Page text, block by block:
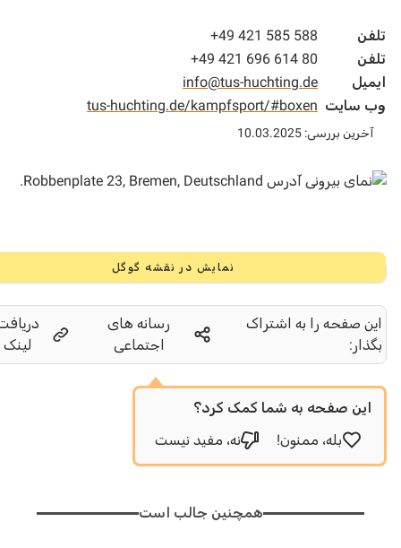
+49 421 585 588
+49 421 696 614 80
info@tus-huchting.de
tus-huchting.de/kampfsport/#boxen
بررسی: 10.03.2025
نمایش در نقشه گوگل
صفحه را به اشتراک
رسانه های
اجتماعی
دریافت
لینک
صفحه به شما کمک کرد؟
بله، ممنون!
نه، مفید نیست
همچنین جالب است